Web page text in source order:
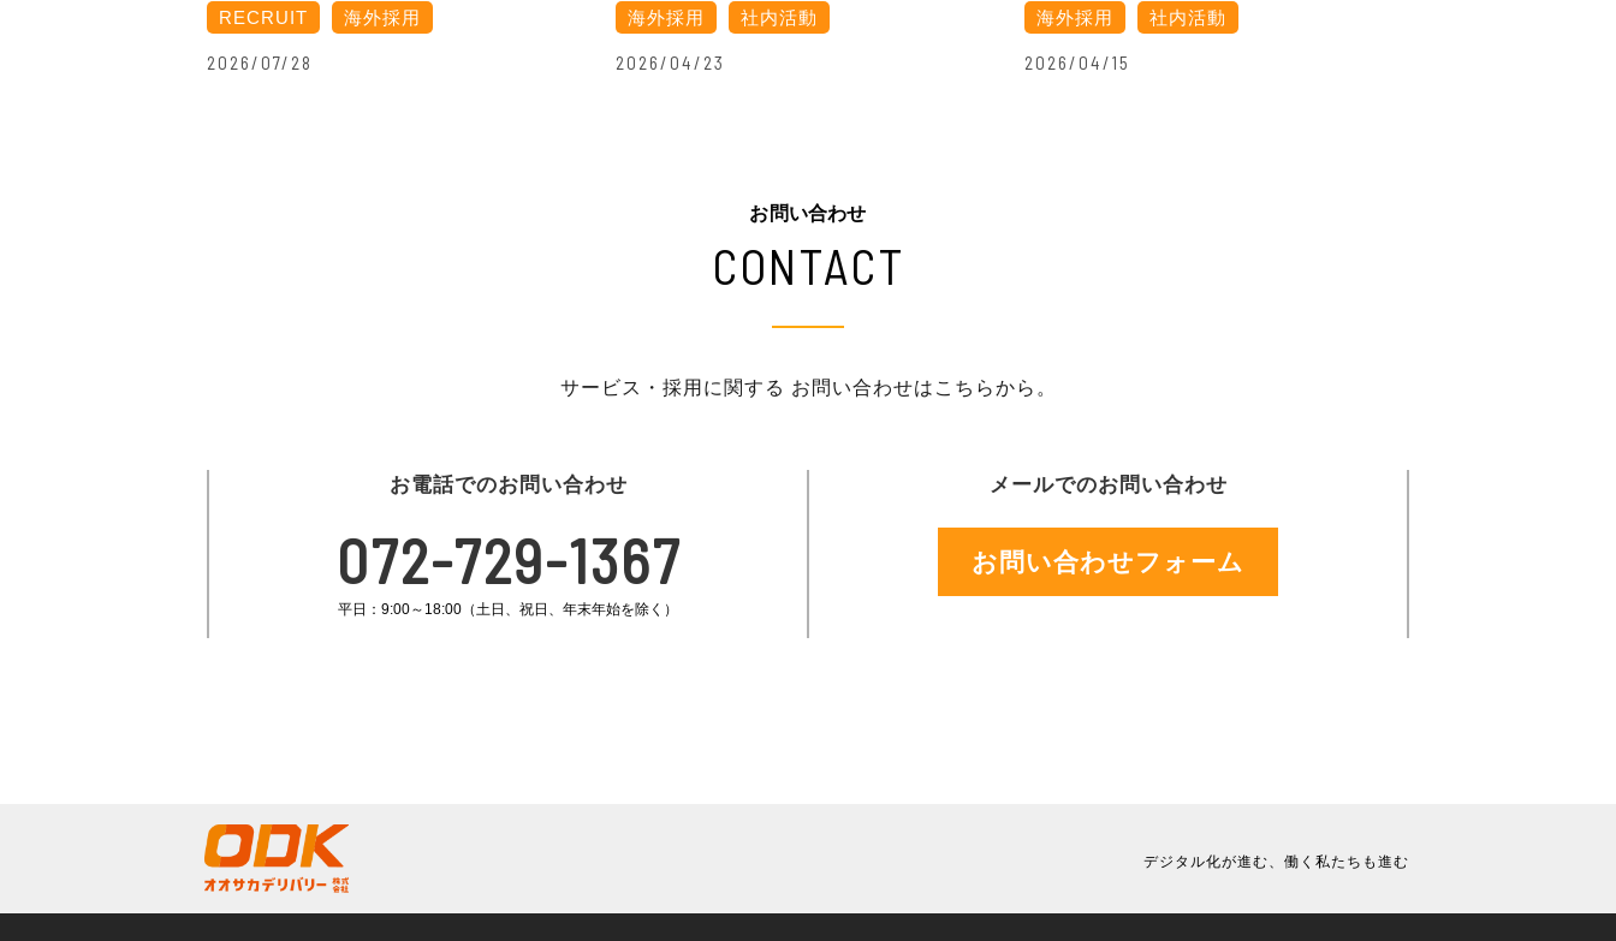
RECRUIT 海外採用
2026/07/28
海外採用 社内活動
2026/04/23
海外採用 社内活動
2026/04/15
お問い合わせ
CONTACT
サービス・採用に関する お問い合わせはこちらから。
お電話でのお問い合わせ
072-729-1367
平日：9:00～18:00（土日、祝日、年末年始を除く）
メールでのお問い合わせ
お問い合わせフォーム
デジタル化が進む、働く私たちも進む